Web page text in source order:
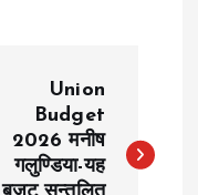
Union
Budget
2026 मनीष
गलुण्डिया-यह